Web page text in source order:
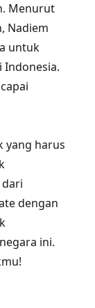
Menurut
Nadiem
untuk
Indonesia.
yang harus
dengan
ini.